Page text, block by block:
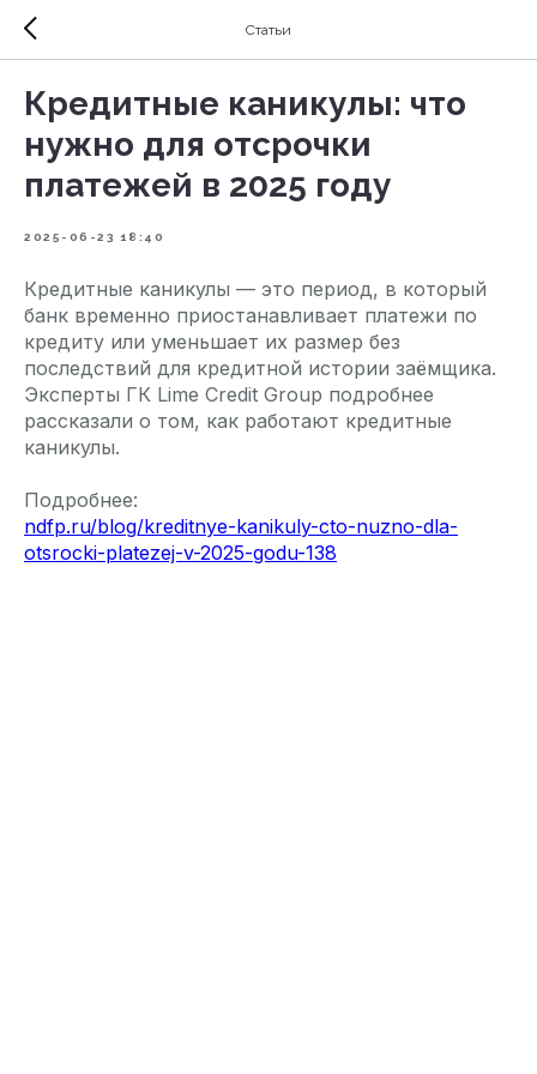
Статьи
Кредитные каникулы: что
нужно для отсрочки
платежей в 2025 году
2025-06-23 18:40
Кредитные каникулы — это период, в который
банк временно приостанавливает платежи по
кредиту или уменьшает их размер без
последствий для кредитной истории заёмщика.
Эксперты ГК Lime Credit Group подробнее
рассказали о том, как работают кредитные
каникулы.
Подробнее:
ndfp.ru/blog/kreditnye-kanikuly-cto-nuzno-dla-
otsrocki-platezej-v-2025-godu-138